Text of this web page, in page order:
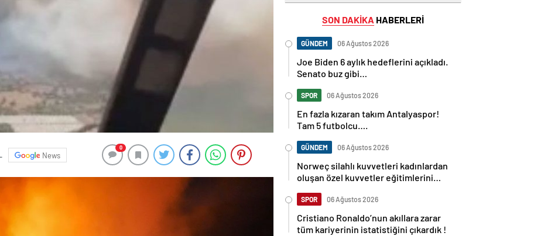
News
0
SON DAKİKA HABERLERİ
GÜNDEM 06 Ağustos 2026
Joe Biden 6 aylık hedeflerini açıkladı.
Senato buz gibi…
SPOR 06 Ağustos 2026
En fazla kızaran takım Antalyaspor!
Tam 5 futbolcu….
GÜNDEM 06 Ağustos 2026
Norweç silahlı kuvvetleri kadınlardan
oluşan özel kuvvetler eğitimlerini
SPOR 06 Ağustos 2026
Cristiano Ronaldo’nun akıllara zarar
tüm kariyerinin istatistiğini çıkardık !